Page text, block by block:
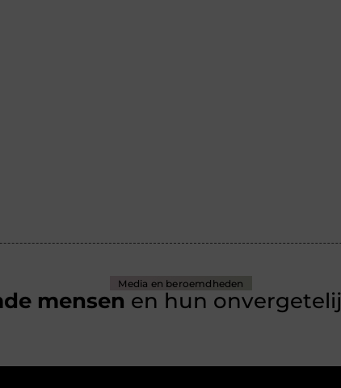
Media en beroemdheden
mensen en hun